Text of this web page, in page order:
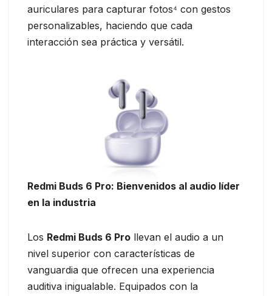
auriculares para capturar fotos⁴ con gestos
personalizables, haciendo que cada
interacción sea práctica y versátil.
Redmi Buds 6 Pro: Bienvenidos al audio líder
en la industria
Los Redmi Buds 6 Pro llevan el audio a un
nivel superior con características de
vanguardia que ofrecen una experiencia
auditiva inigualable. Equipados con la